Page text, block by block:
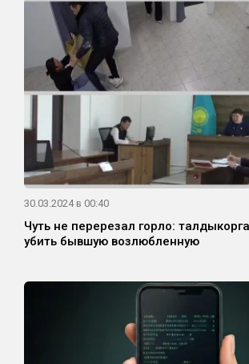
30.03.2024 в 00:40
Чуть не перерезал горло:
убить бывшую возлюбленную